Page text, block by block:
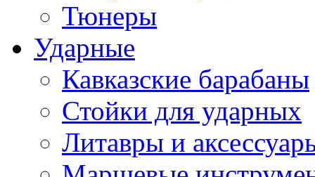
Тюнеры
Ударные
Кавказские барабаны
Стойки для ударных
Литавры и